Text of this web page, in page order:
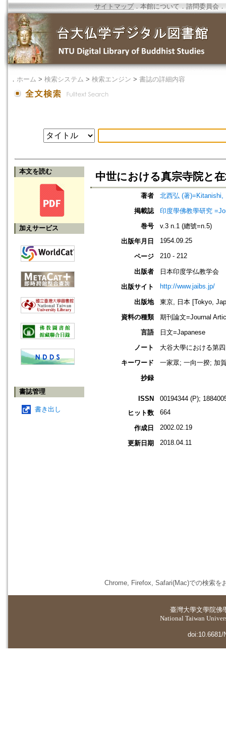
サイトマップ．本館について ． 諮問委員会 ．
． ホーム > 検索システム > 検索エンジン > 書誌の詳細内容
本文を読む
加えサービス
書誌管理
書き出し
中世における真宗寺院と
著者
北西弘 (著)=Kitanishi,
掲載誌
印度學佛教學研究
巻号
v.3 n.1 (總號=n.5)
出版年月日
1954.09.25
ページ 210 - 212
出版者
日本印度学仏教学会
出版サイト
http://www.jaibs.jp/
出版地
東京, 日本 [Tokyo,
資料の種類
期刊論文=Journal
言語
日文=Japanese
ノート
大谷大學における第
キーワード
一家眾; 一向一揆; 加
抄録
ISSN
00194344 (P);
ヒット数
664
作成日 2002.02.19
更新日期 2018.04.11
Chrome, Firefox, Safari(Mac)での検索を
臺灣大學文學院佛
National Taiwan
doi:10.6681/